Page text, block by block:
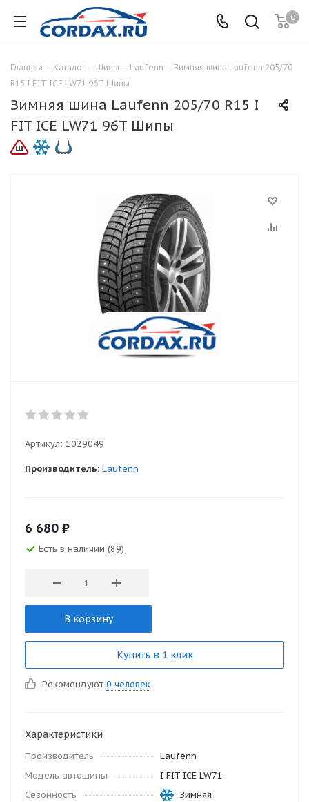
0
Главная - Каталог - Шины - Laufenn - Зимняя шина Laufenn 205/70
R15 I FIT ICE LW71 96T Шипы
Зимняя шина Laufenn 205/70 R15 I
FIT ICE LW71 96T Шипы
Артикул: 1029049
Производитель: Laufenn
6 680 ₽
Есть в наличии (89)
В корзину
Купить в 1 клик
Рекомендуют 0 человек
Характеристики
Производитель
Laufenn
Модель автошины
I FIT ICE LW71
Сезонность
Зимняя